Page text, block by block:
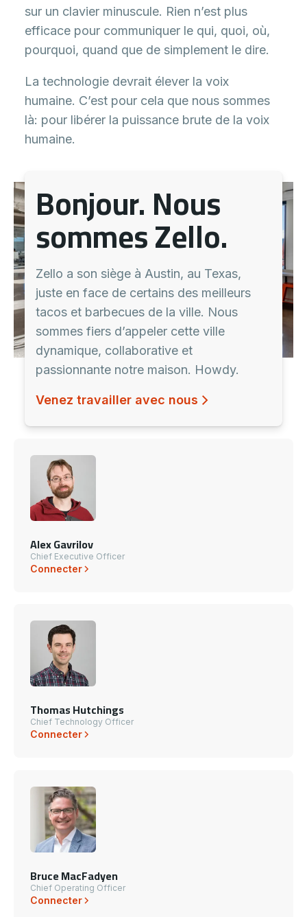
sur un clavier minuscule. Rien n’est plus
efficace pour communiquer le qui, quoi, où,
pourquoi, quand que de simplement le dire.
La technologie devrait élever la voix
humaine. C’est pour cela que nous sommes
là: pour libérer la puissance brute de la voix
humaine.
Bonjour. Nous
sommes Zello.
Zello a son siège à Austin, au Texas,
juste en face de certains des meilleurs
tacos et barbecues de la ville. Nous
sommes fiers d’appeler cette ville
dynamique, collaborative et
passionnante notre maison. Howdy.
Venez travailler avec nous
Alex Gavrilov
Chief Executive Officer
Connecter
Thomas Hutchings
Chief Technology Officer
Connecter
Bruce MacFadyen
Chief Operating Officer
Connecter